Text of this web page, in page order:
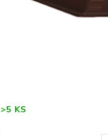
>5 KS